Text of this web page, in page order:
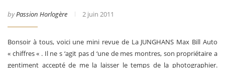
byPassion Horlogère 2 juin 2011
Bonsoir à tous, voici une mini revue de La JUNGHANS Max Bill Auto
« chiffres « . Il ne s ‘agit pas d ‘une de mes montres, son propriétaire a
gentiment accepté de me la laisser le temps de la photographier.